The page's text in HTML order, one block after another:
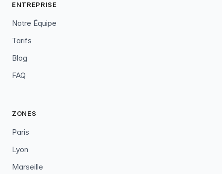
ENTREPRISE
Notre Équipe
Tarifs
Blog
FAQ
ZONES
Paris
Lyon
Marseille